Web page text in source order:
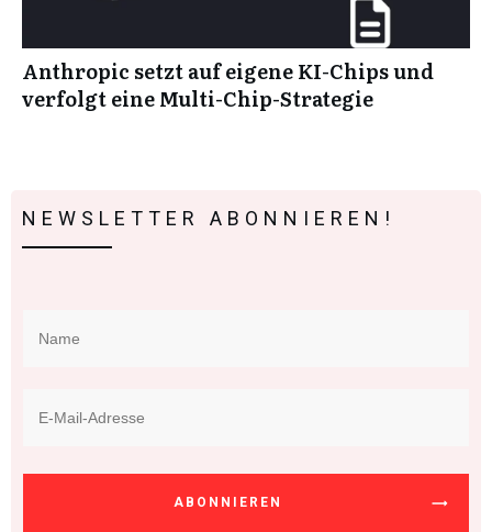
Anthropic setzt auf eigene KI-Chips und
verfolgt eine Multi-Chip-Strategie
NEWSLETTER ABONNIEREN!
ABONNIEREN